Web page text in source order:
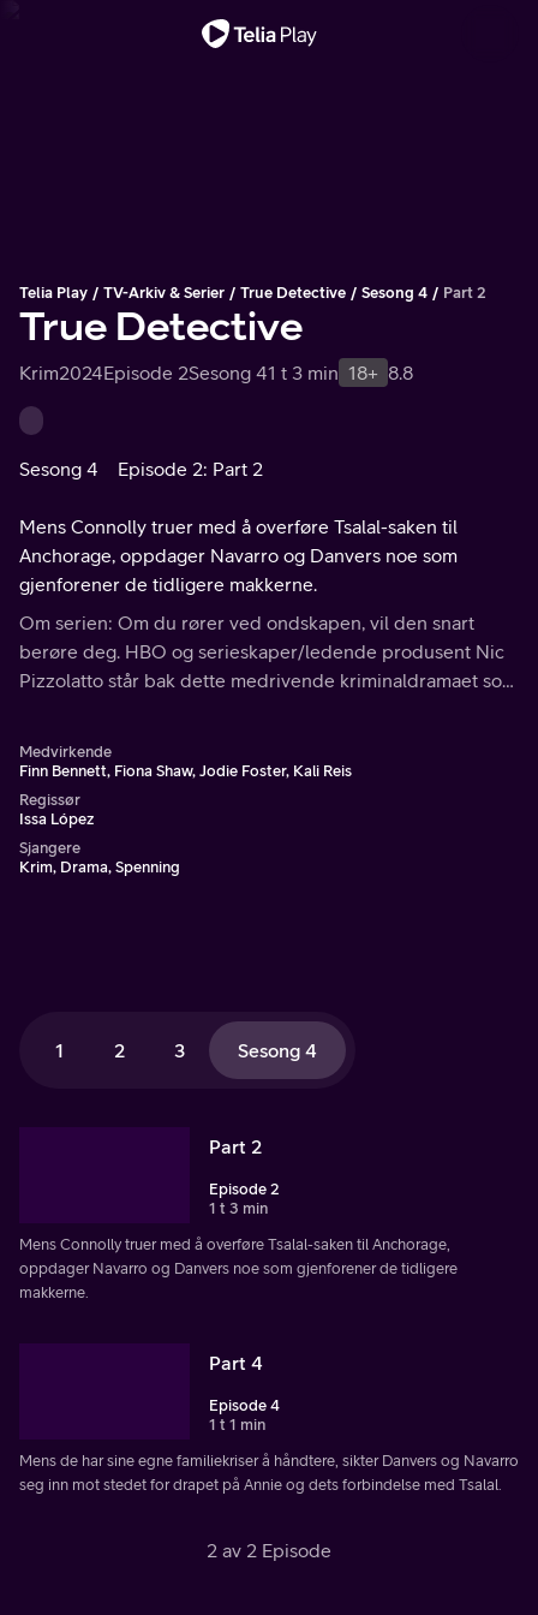
Telia Play TV-Arkiv & Serier True Detective Sesong 4 Part 2
True Detective
Krim2024Episode 2Sesong 41 t 3 min 18+ 8.8
Sesong 4 Episode 2: Part 2
Mens Connolly truer med å overføre Tsalal-saken til
Anchorage, oppdager Navarro og Danvers noe som
gjenforener de tidligere makkerne.
Om serien: Om du rører ved ondskapen, vil den snart
berøre deg. HBO og serieskaper/ledende produsent Nic
Pizzolatto står bak dette medrivende kriminaldramaet som
Medvirkende
Finn Bennett, Fiona Shaw, Jodie Foster, Kali Reis
Regissør
Issa López
Sjangere
Krim, Drama, Spenning
1 2 3 Sesong 4
Part 2
Episode 2
1 t 3 min
Mens Connolly truer med å overføre Tsalal-saken til Anchorage,
oppdager Navarro og Danvers noe som gjenforener de tidligere
makkerne.
Part 4
Episode 4
1 t 1 min
Mens de har sine egne familiekriser å håndtere, sikter Danvers og Navarro
seg inn mot stedet for drapet på Annie og dets forbindelse med Tsalal.
2 av 2 Episode